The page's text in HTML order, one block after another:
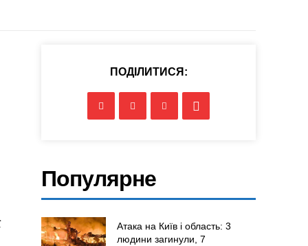
ПОДІЛИТИСЯ:
Популярне
Атака на Київ і область: 3
людини загинули, 7